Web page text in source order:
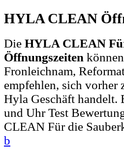
HYLA CLEAN
Die HYLA CLEAN
Öffnungszeiten
Fronleichnam,
empfehlen, sich vorher
Hyla Geschäft handelt.
und Uhr Test
CLEAN Für die
b